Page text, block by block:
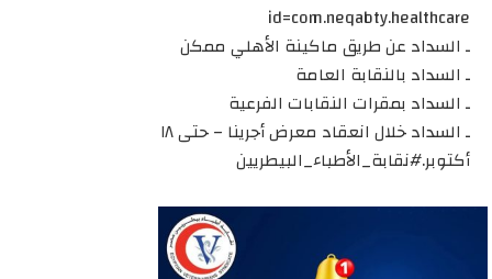
id=com.neqabty.healthcare
ـ السداد عن طريق ماكينة الأهلي ممكن
ـ السداد بالنقابة العامة
ـ السداد بمقرات النقابات الفرعية
ـ السداد خلال انعقاد معرض أجرينا – حتى ١٨
أكتوبر.#نقابة_الأطباء_البيطريين